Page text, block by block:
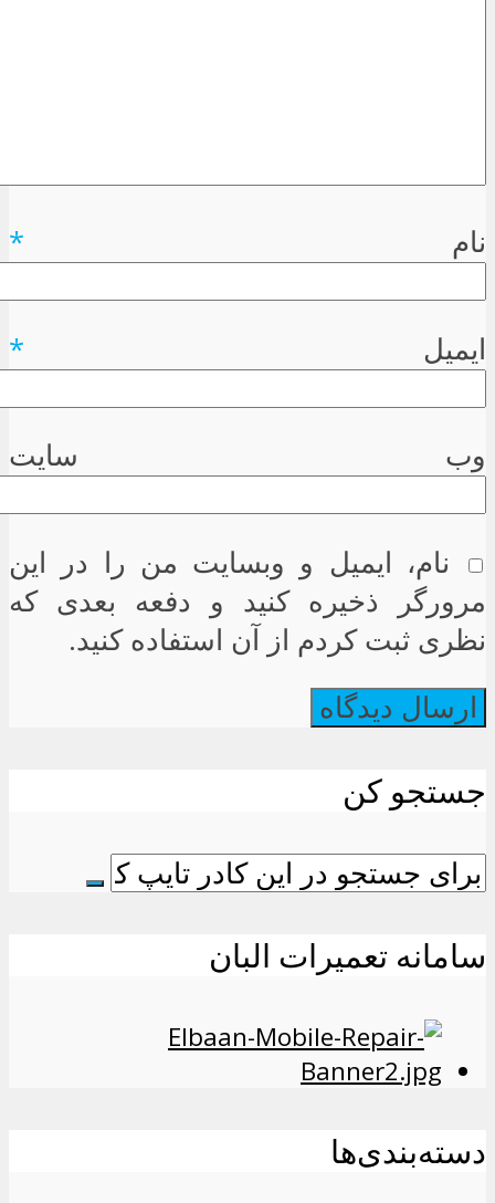
نام *
ایمیل *
وب سایت
نام، ایمیل و وبسایت من را در این
مرورگر ذخیره کنید و دفعه بعدی که
نظری ثبت کردم از آن استفاده کنید.
جستجو کن
سامانه تعمیرات البان
دسته‌بندی‌ها